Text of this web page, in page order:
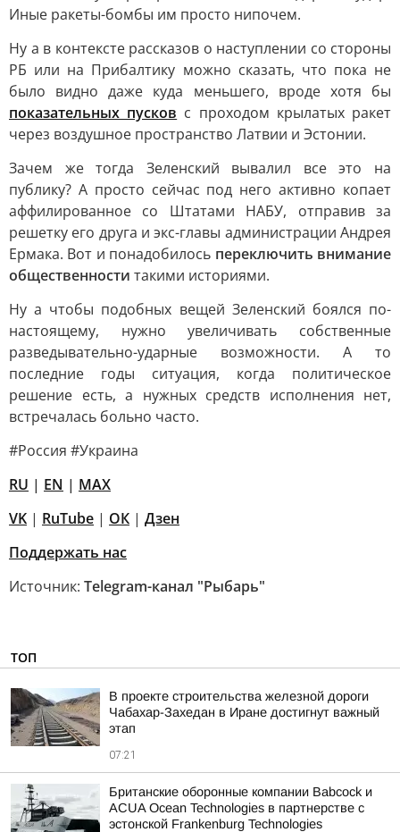
Иные ракеты-бомбы им просто нипочем.
Ну а в контексте рассказов о наступлении со стороны
РБ или на Прибалтику можно сказать, что пока не
было видно даже куда меньшего, вроде хотя бы
показательных пусков с проходом крылатых ракет
через воздушное пространство Латвии и Эстонии.
Зачем же тогда Зеленский вывалил все это на
публику? А просто сейчас под него активно копает
аффилированное со Штатами НАБУ, отправив за
решетку его друга и экс-главы администрации Андрея
Ермака. Вот и понадобилось переключить внимание
общественности такими историями.
Ну а чтобы подобных вещей Зеленский боялся по-
настоящему, нужно увеличивать собственные
разведывательно-ударные возможности. А то
последние годы ситуация, когда политическое
решение есть, а нужных средств исполнения нет,
встречалась больно часто.
#Россия #Украина
RU | EN | MAX
VK | RuTube | ОК | Дзен
Поддержать нас
Источник: Telegram-канал "Рыбарь"
ТОП
В проекте строительства железной дороги
Чабахар-Захедан в Иране достигнут важный
этап
07:21
Британские оборонные компании Babcock и
ACUA Ocean Technologies в партнерстве с
эстонской Frankenburg Technologies